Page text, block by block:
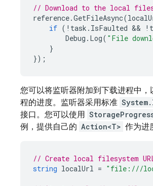
// Download to the local
reference.GetFileAsync(
if ( ! task . IsFaulted && !
Debug . Log( "File
}
});
您可以将监听器附加到下载进程中，
程的进度。监听器采用标准
接口。您可以使用
例，提供自己的 Action<T> 作为进
// Create local filesystem
string localUrl = "file:///